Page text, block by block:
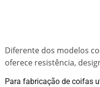
Diferente dos modelos
oferece resistência,
Para fabricação de coifas